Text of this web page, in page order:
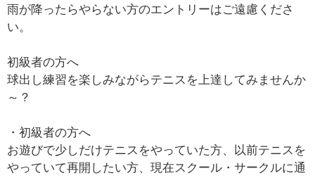
雨が降ったらやらない方のエントリーはご遠慮くださ
い。
初級者の方へ
球出し練習を楽しみながらテニスを上達してみませんか
～？
・初級者の方へ
お遊びで少しだけテニスをやっていた方、以前テニスを
やっていて再開したい方、現在スクール・サークルに通